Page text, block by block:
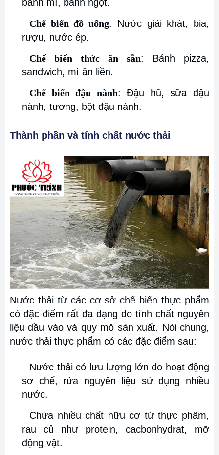
bánh mì, bánh ngọt.
Chế biến đồ uống: Nước giải khát, bia,
rượu, nước ép.
Chế biến thức ăn sẵn: Bánh pizza,
sandwich, mì ăn liền.
Chế biến đậu nành: Đậu hũ, sữa đậu
nành, tương, bột đậu nành.
Thành phần và tính chất nước thải
Nước thải từ các cơ sở chế biến thực phẩm
có đặc điểm rất đa dạng do tính chất nguyên
liệu đầu vào và quy mô sản xuất. Nói chung,
nước thải thực phẩm có các đặc điểm sau:
Nước thải có lưu lượng lớn do hoạt động
sơ chế, rửa nguyên liệu sử dụng nhiều
nước.
Chứa nhiều chất hữu cơ từ thực phẩm,
rau củ như protein, cacbonhydrat, mỡ
động vật.